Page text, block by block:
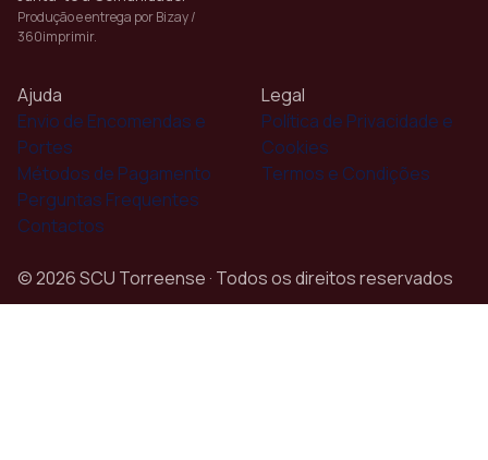
Produção e entrega por Bizay /
360imprimir.
Ajuda
Envio de Encomendas e
Portes
Métodos de Pagamento
Perguntas Frequentes
Contactos
Legal
Política de Privacidade e
Cookies
Termos e Condições
© 2026 SCU Torreense · Todos os direitos reservados